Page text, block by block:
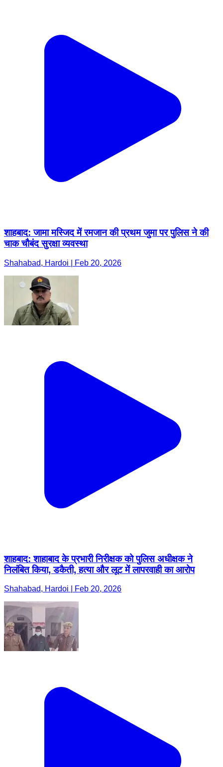
शाहबाद: जामा मस्जिद में रमजान की प्रथम जुमा पर पुलिस ने की
चाक चौबंद सुरक्षा व्यवस्था
Shahabad, Hardoi | Feb 20, 2026
शाहबाद: शाहाबाद के प्रभारी निरीक्षक को पुलिस अधीक्षक ने
निलंबित किया, डकैती, हत्या और लूट में लापरवाही का आरोप
Shahabad, Hardoi | Feb 20, 2026